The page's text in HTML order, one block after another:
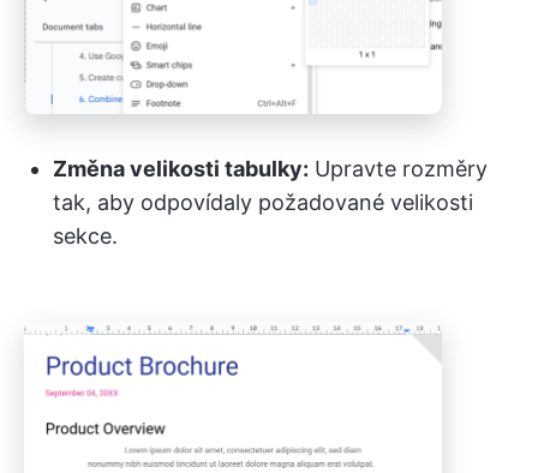
Změna velikosti tabulky: Upravte rozměry
tak, aby odpovídaly požadované velikosti
sekce.